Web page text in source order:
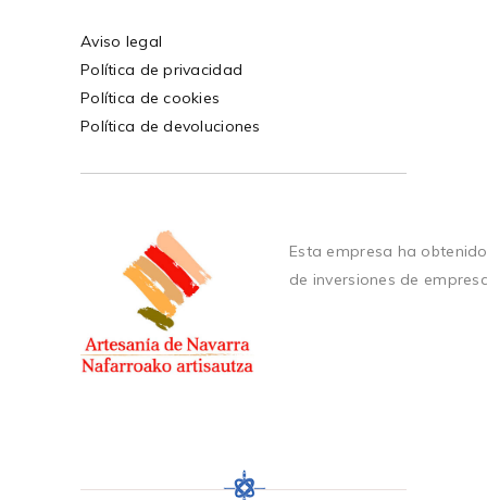
Aviso legal
Política de privacidad
Política de cookies
Política de devoluciones
Esta empresa ha
de inversiones de